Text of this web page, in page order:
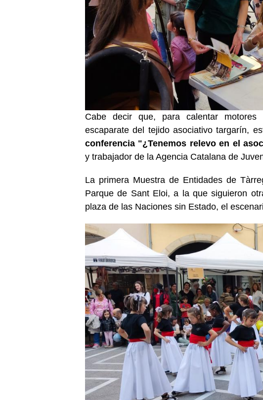
Cabe decir que, para calentar
escaparate del tejido asociativo targarín,
conferencia "¿Tenemos relevo en el
y trabajador de la Agencia Catalana de
La primera Muestra de Entidades de
Parque de Sant Eloi, a la que siguieron
plaza de las Naciones sin Estado, el